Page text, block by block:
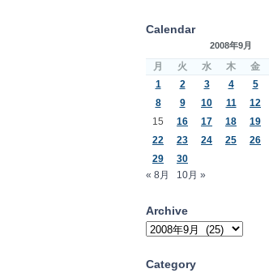
Calendar
2008年9月
月 火 水 木 金
1
2 3 4 5
8
9 10 11 12
15
16 17 18 19
22
23 24 25 26
29
30
« 8月
10月 »
Archive
Archive
Category